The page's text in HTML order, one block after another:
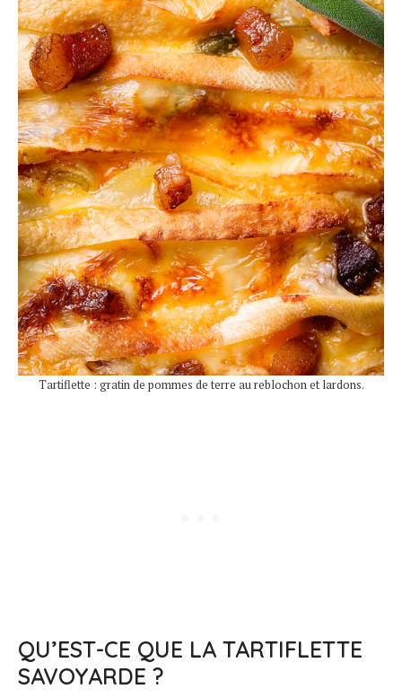
Tartiflette : gratin de pommes de terre au reblochon et lardons.
QU’EST-CE QUE LA TARTIFLETTE
SAVOYARDE ?